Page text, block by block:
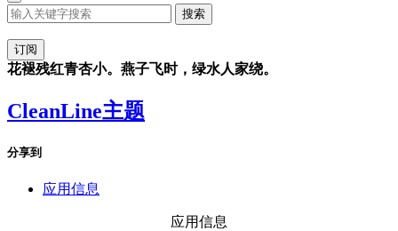
订阅
花褪残红青杏小。燕子飞时，绿水人家绕。
CleanLine主题
分享到
应用信息
应用信息